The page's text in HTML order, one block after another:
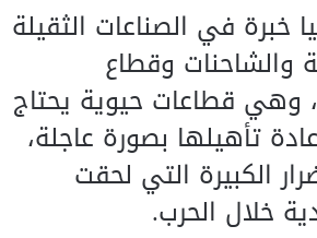
خبرة في الصناعات الثقيلة
والشاحنات وقطاع
وهي قطاعات حيوية يحتاج
تأهيلها بصورة عاجلة،
الكبيرة التي لحقت
خلال الحرب.